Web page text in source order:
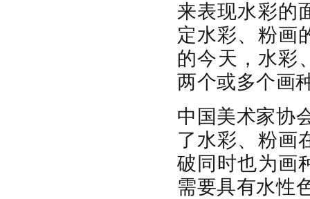
来表现水彩的
定水彩、粉画
的今天，水彩
两个或多个画
中国美术家协
了水彩、粉画
破同时也为画
需要具有水性